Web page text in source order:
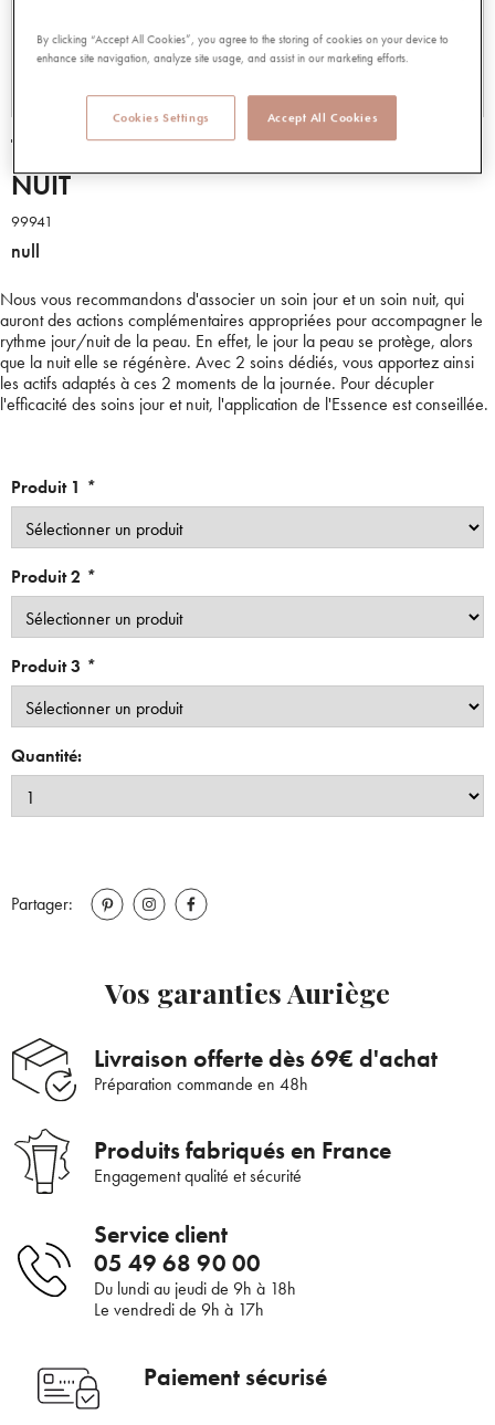
Voulez-vous vraiment supprimer le produit suivant du
panier ?
TRIO ESSENCE + PERFECT EAU + EX
NUIT
99941
null
Nous vous recommandons d'associer un soin jour et un soin nuit, qui
auront des actions complémentaires appropriées pour accompagner le
rythme jour/nuit de la peau. En effet, le jour la peau se protège, alors
que la nuit elle se régénère. Avec 2 soins dédiés, vous apportez ainsi
les actifs adaptés à ces 2 moments de la journée. Pour décupler
l'efficacité des soins jour et nuit, l'application de l'Essence est conseillée.
Produit 1 *
Produit 2 *
Produit 3 *
Quantité:
Partager:
Vos garanties Auriège
Livraison offerte dès 69€ d'achat
Préparation commande en 48h
Produits fabriqués en France
Engagement qualité et sécurité
Service client
05 49 68 90 00
Du lundi au jeudi de 9h à 18h
Le vendredi de 9h à 17h
Paiement sécurisé
Bienvenue !
Pour être au courant de nos dernières
bénéficier de nos conseils de saison, inscrivez-
By clicking “Accept All Cookies”, you agree to the storing of cookies on your device to
enhance site navigation, analyze site usage, and assist in our marketing efforts.
Accept All Cookies
Cookies Settings